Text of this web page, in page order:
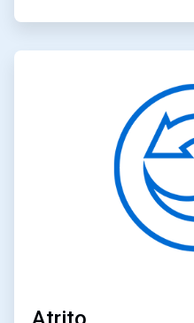
ArticleTile